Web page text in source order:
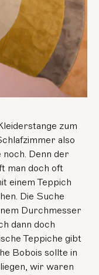
zum
also
Denn der
man doch oft
einem Teppich
Die Suche
Durchmesser
dann doch
Teppiche gibt
Bobois sollte in
wir waren